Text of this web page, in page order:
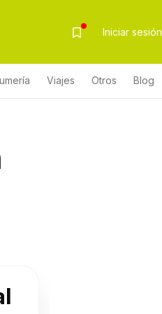
Iniciar sesión
Viajes Otros Blog